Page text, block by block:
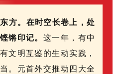
方。在时空长卷上，处
锵印记。 这一年，有中
文明互鉴的生动实践，
。 元首外交推动四大全